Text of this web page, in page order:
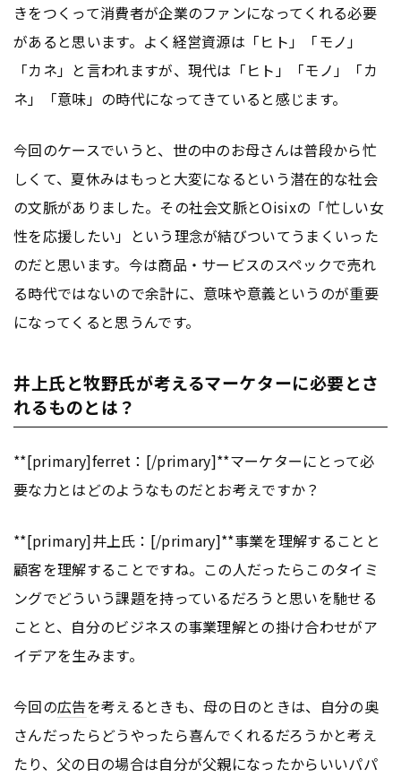
きをつくって消費者が企業のファンになってくれる必要
があると思います。よく経営資源は「ヒト」「モノ」
「カネ」と言われますが、現代は「ヒト」「モノ」「カ
ネ」「意味」の時代になってきていると感じます。
今回のケースでいうと、世の中のお母さんは普段から忙
しくて、夏休みはもっと大変になるという潜在的な社会
の文脈がありました。その社会文脈とOisixの「忙しい女
性を応援したい」という理念が結びついてうまくいった
のだと思います。今は商品・サービスのスペックで売れ
る時代ではないので余計に、意味や意義というのが重要
になってくると思うんです。
井上氏と牧野氏が考えるマーケターに必要とさ
れるものとは？
**[primary]ferret：[/primary]**マーケターにとって必
要な力とはどのようなものだとお考えですか？
**[primary]井上氏：[/primary]**事業を理解することと
顧客を理解することですね。この人だったらこのタイミ
ングでどういう課題を持っているだろうと思いを馳せる
ことと、自分のビジネスの事業理解との掛け合わせがア
イデアを生みます。
今回の広告を考えるときも、母の日のときは、自分の奥
さんだったらどうやったら喜んでくれるだろうかと考え
たり、父の日の場合は自分が父親になったからいいパパ